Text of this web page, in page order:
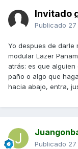
Invitado
Publicado 27
Yo despues de darle
modular Lazer
atrás: es que
paño o algo que
hacia abajo, entra,
Publicado 27